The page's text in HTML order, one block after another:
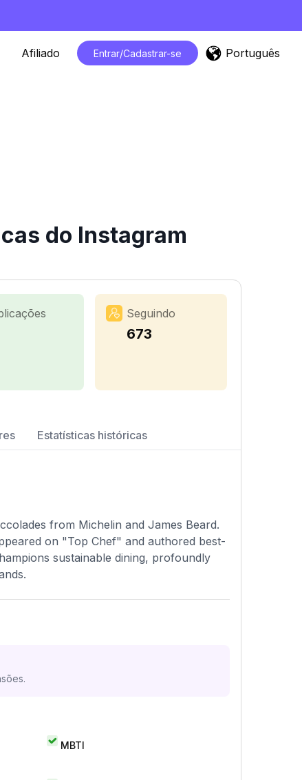
Afiliado Entrar/Cadastrar-se Português
do Instagram
Seguindo
673
Estatísticas históricas
from Michelin and James Beard.
on "Top Chef" and authored best-
sustainable dining, profoundly
MBTI